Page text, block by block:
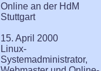
Online an der HdM
Stuttgart
15. April 2000
Linux-
Systemadministrator,